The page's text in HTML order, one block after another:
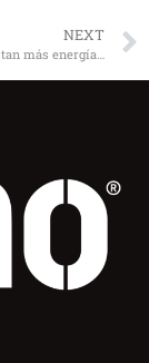
NEXT
más energía…